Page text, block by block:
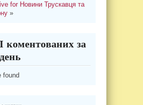
for Новини Трускавця та
»
за
found